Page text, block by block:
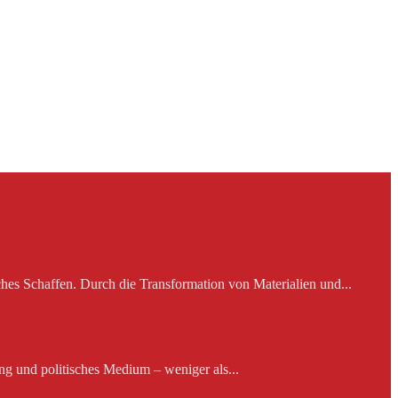
Schaffen. Durch die Transformation von Materialien und...
und politisches Medium – weniger als...